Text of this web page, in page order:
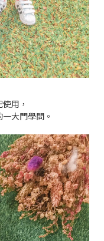
用，
大門學問。